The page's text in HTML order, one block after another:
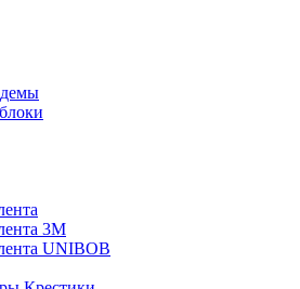
3М
UNIBOB